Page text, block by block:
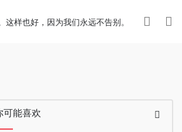
样也好，因为我们永远不告别。
可能喜欢